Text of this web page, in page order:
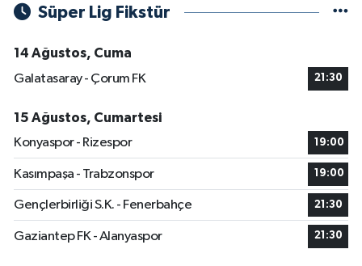
Süper Lig Fikstür
14 Ağustos, Cuma
Galatasaray - Çorum FK
21:30
15 Ağustos, Cumartesi
Konyaspor - Rizespor
19:00
Kasımpaşa - Trabzonspor 19:00
Gençlerbirliği S.K. - Fenerbahçe 21:30
Gaziantep FK - Alanyaspor 21:30